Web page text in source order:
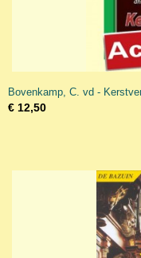
Bovenkamp, C. vd -
€ 12,50